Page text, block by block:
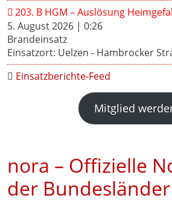
203. B HGM – Auslösung
5. August 2026 | 0:26
Brandeinsatz
Einsatzort: Uelzen - Hambrocker
Einsatzberichte-Feed
Mitglied
nora – Offizielle
der Bundesländer